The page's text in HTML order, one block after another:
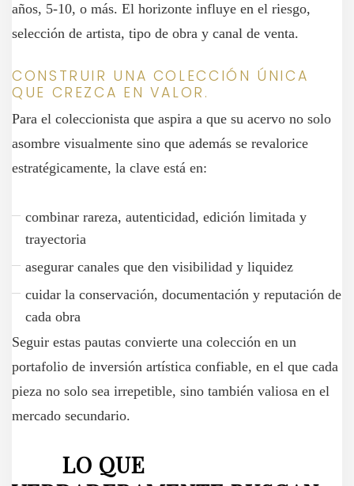
años, 5-10, o más. El horizonte influye en el riesgo,
selección de artista, tipo de obra y canal de venta.
CONSTRUIR UNA COLECCIÓN ÚNICA
QUE CREZCA EN VALOR.
Para el coleccionista que aspira a que su acervo no solo
asombre visualmente sino que además se revalorice
estratégicamente, la clave está en:
combinar rareza, autenticidad, edición limitada y
trayectoria
asegurar canales que den visibilidad y liquidez
cuidar la conservación, documentación y reputación de
cada obra
Seguir estas pautas convierte una colección en un
portafolio de inversión artística confiable, en el que cada
pieza no solo sea irrepetible, sino también valiosa en el
mercado secundario.
LO QUE